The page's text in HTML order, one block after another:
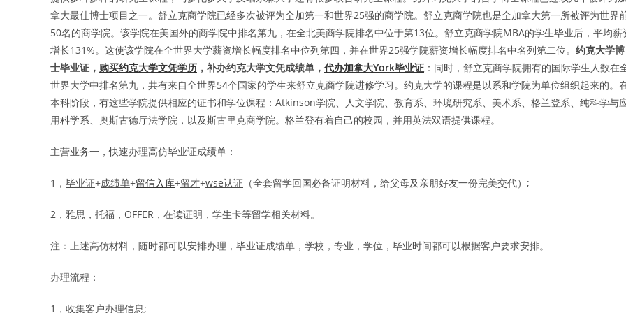
拿大最佳博士项目之一。舒立克商学院已经多次被评为全加第一和世界25强的商学院。舒立克商学院也是全加拿大第一所被评为世界
50名的商学院。该学院在美国外的商学院中排名第九，在全北美商学院排名中位于第13位。舒立克商学院MBA的学生毕业后，平均薪
增长131%。这使该学院在全世界大学薪资增长幅度排名中位列第四，并在世界25强学院薪资增长幅度排名中名列第二位。 约克大学博
士毕业证， 购买约克大学文凭学历 ，补办约克大学文凭成绩单， 代办加拿大York毕业证 ：同时，舒立克商学院拥有的国际学生人数在
世界大学中排名第九，共有来自全世界54个国家的学生来舒立克商学院进修学习。约克大学的课程是以系和学院为单位组织起来的。
本科阶段，有这些学院提供相应的证书和学位课程：Atkinson学院、人文学院、教育系、环境研究系、美术系、格兰登系、纯科学与
用科学系、奥斯古德厅法学院，以及斯古里克商学院。格兰登有着自己的校园，并用英法双语提供课程。
主营业务一，快速办理高仿毕业证成绩单：
1， 毕业证+成绩单+留信入库+留才+wse认证 （全套留学回国必备证明材料，给父母及亲朋好友一份完美交代）;
2，雅思，托福，OFFER，在读证明，学生卡等留学相关材料。
注：上述高仿材料，随时都可以安排办理，毕业证成绩单，学校，专业，学位，毕业时间都可以根据客户要求安排。
办理流程：
1，收集客户办理信息;